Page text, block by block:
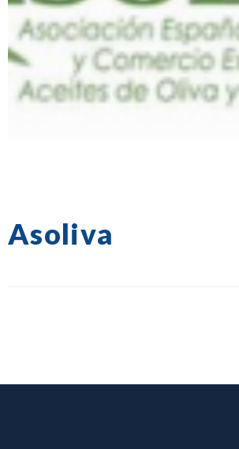
Asoliva